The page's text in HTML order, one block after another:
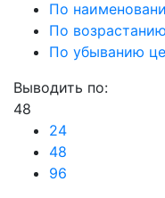
По
По
По убыванию
Выводить по:
48
24
48
96